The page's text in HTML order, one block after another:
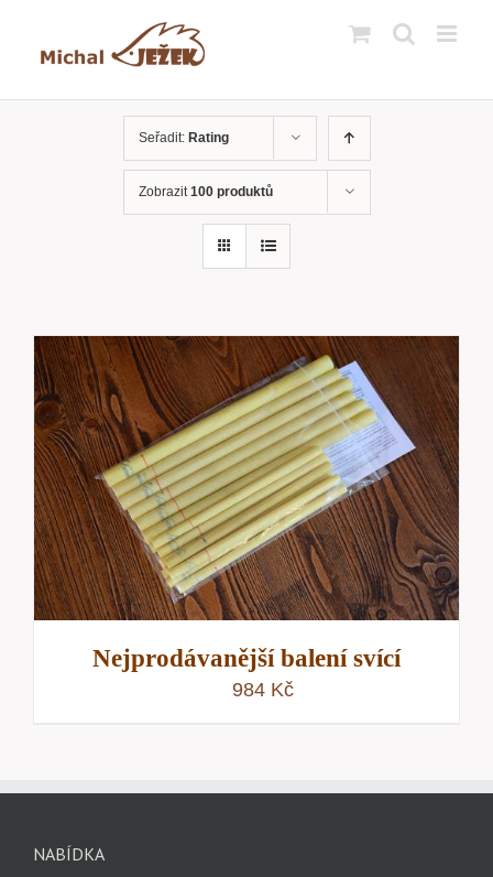
Seřadit: Rating
Zobrazit100 produktů
Nejprodávanější balení svící
984 Kč
NABÍDKA